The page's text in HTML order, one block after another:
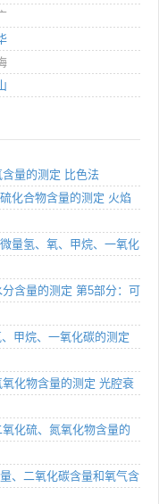
量的测定 比色法
化合物含量的测定 火焰
量氢、氧、甲烷、一氧化
含量的测定 第5部分：可
甲烷、一氧化碳的测定
化物含量的测定 光腔衰
化硫、氮氧化物含量的
、二氧化碳含量和氧气含